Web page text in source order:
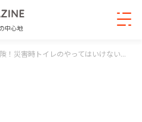
中心地
！災害時トイレのやってはいけない...